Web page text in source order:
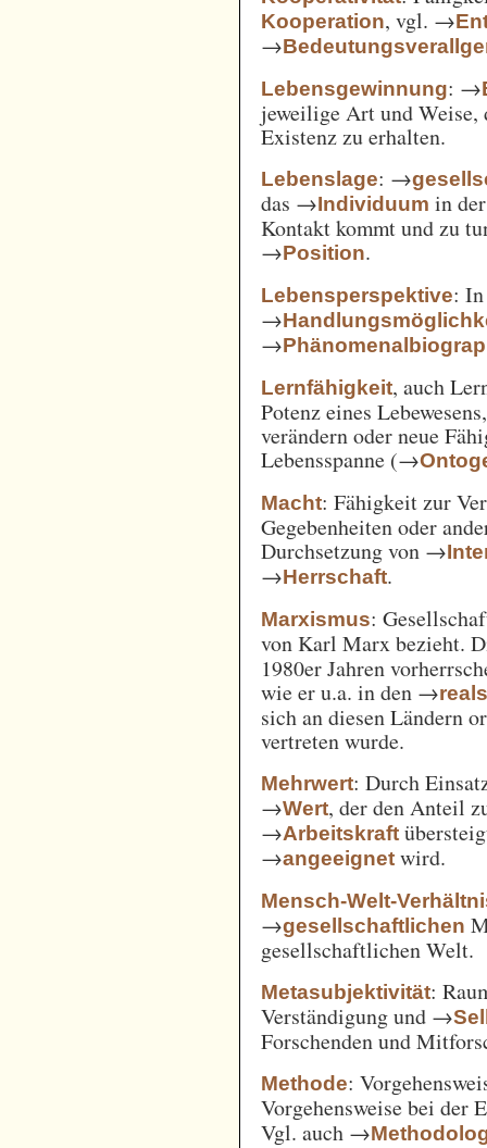
Kooperation, vgl. →
→
Lebensgewinnung: →
jeweilige Art und
Existenz zu erhalten.
Lebenslage: →
das →Individuum in
Kontakt kommt und zu
→Position.
Lebensperspektive:
→
→
Lernfähigkeit, auch
Potenz eines
verändern oder neue
Lebensspanne (→
Macht: Fähigkeit zur
Gegebenheiten oder
Durchsetzung von →
→Herrschaft.
Marxismus:
von Karl Marx bezieht.
1980er Jahren
wie er u.a. in den →
sich an diesen Ländern
vertreten wurde.
Mehrwert: Durch
→Wert, der den Anteil
→Arbeitskraft
→angeeignet wird.
Mensch-Welt-
→gesellschaftlichen
gesellschaftlichen Welt.
Metasubjektivität:
Verständigung und →
Forschenden und
Methode:
Vorgehensweise bei der
Vgl. auch →